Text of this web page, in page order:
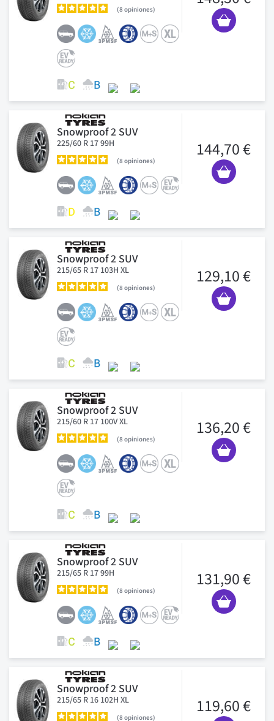
8 opiniones
Snowproof 2 SUV
225/60 R 17 99H
8 opiniones
144,70 €
Snowproof 2 SUV
215/65 R 17 103H XL
8 opiniones
129,10 €
Snowproof 2 SUV
215/60 R 17 100V XL
8 opiniones
136,20 €
Snowproof 2 SUV
215/65 R 17 99H
8 opiniones
131,90 €
Snowproof 2 SUV
215/65 R 16 102H XL
8 opiniones
119,60 €